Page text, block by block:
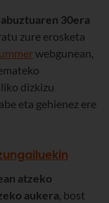
30era
zure erosketa
webgunean,
dizkizu
eta gehienez ere
atzeko
aukera, bost